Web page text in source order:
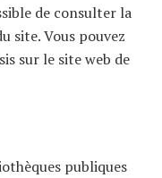
de consulter la
site. Vous pouvez
sur le site web de
publiques